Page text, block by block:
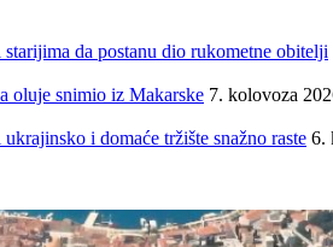
da postanu dio rukometne obitelji
oluje snimio iz Makarske 7. kolovoza
i domaće tržište snažno raste 6.